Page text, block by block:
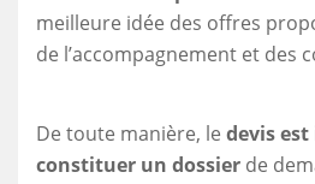
meilleure idée des offres
de l’accompagnement et des
De toute manière, le devis
constituer un dossier de